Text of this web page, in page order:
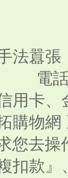
法囂
電
用卡
購物
您去操
扣款